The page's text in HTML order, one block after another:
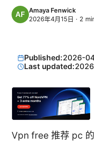
Amaya Fenwick
2026年4月15日 · 2
Published:2026-
Last updated:
Vpn free 推荐 pc